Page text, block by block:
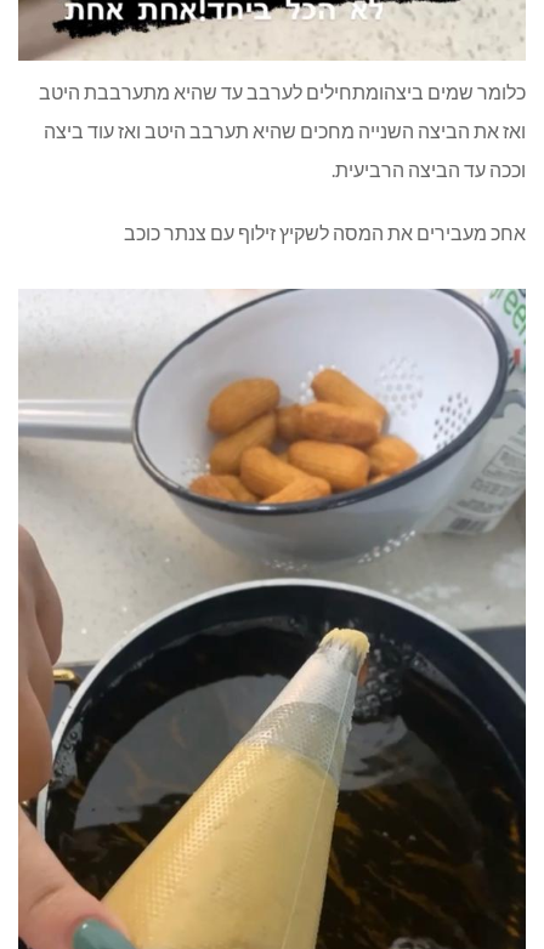
כלומר שמים ביצהומתחילים לערבב עד שהיא מתערבבת היטב
ואז את הביצה השנייה מחכים שהיא תערבב היטב ואז עוד ביצה
וככה עד הביצה הרביעית.
אחכ מעבירים את המסה לשקיץ זילוף עם צנתר כוכב